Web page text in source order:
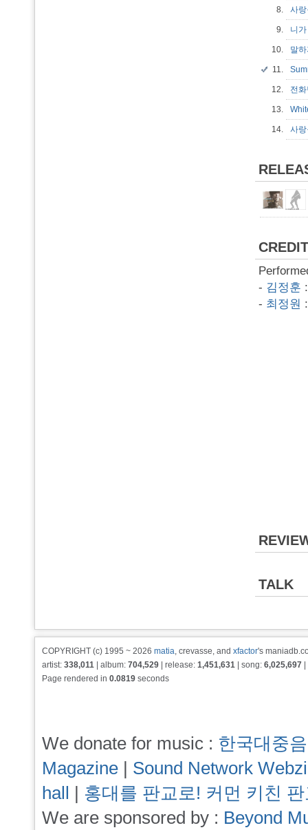
8. 사
9. 니
10. 말
11.
12. 전
13.
14. 사
- 김정훈
- 최정원
TALK
COPYRIGHT (c) 1995 ~ 2026 matia, crevasse, and xfactor's
artist: 338,011 | album: 704,529 | release: 1,451,631 | song: 6,025,697
Page rendered in 0.0819 seconds
We donate for music : 한국대중
Magazine | Sound Network
hall | 홍대를 판교로! 커먼 키친
We are sponsored by : Beyond